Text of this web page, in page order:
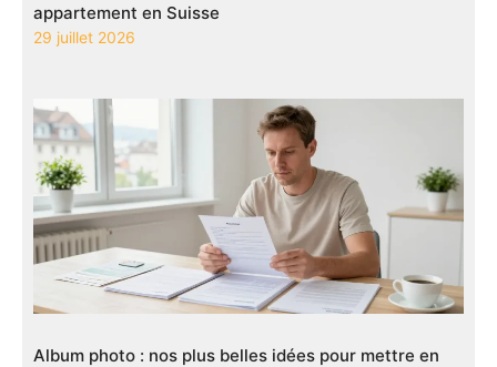
appartement en Suisse
29 juillet 2026
Album photo : nos plus belles idées pour mettre en